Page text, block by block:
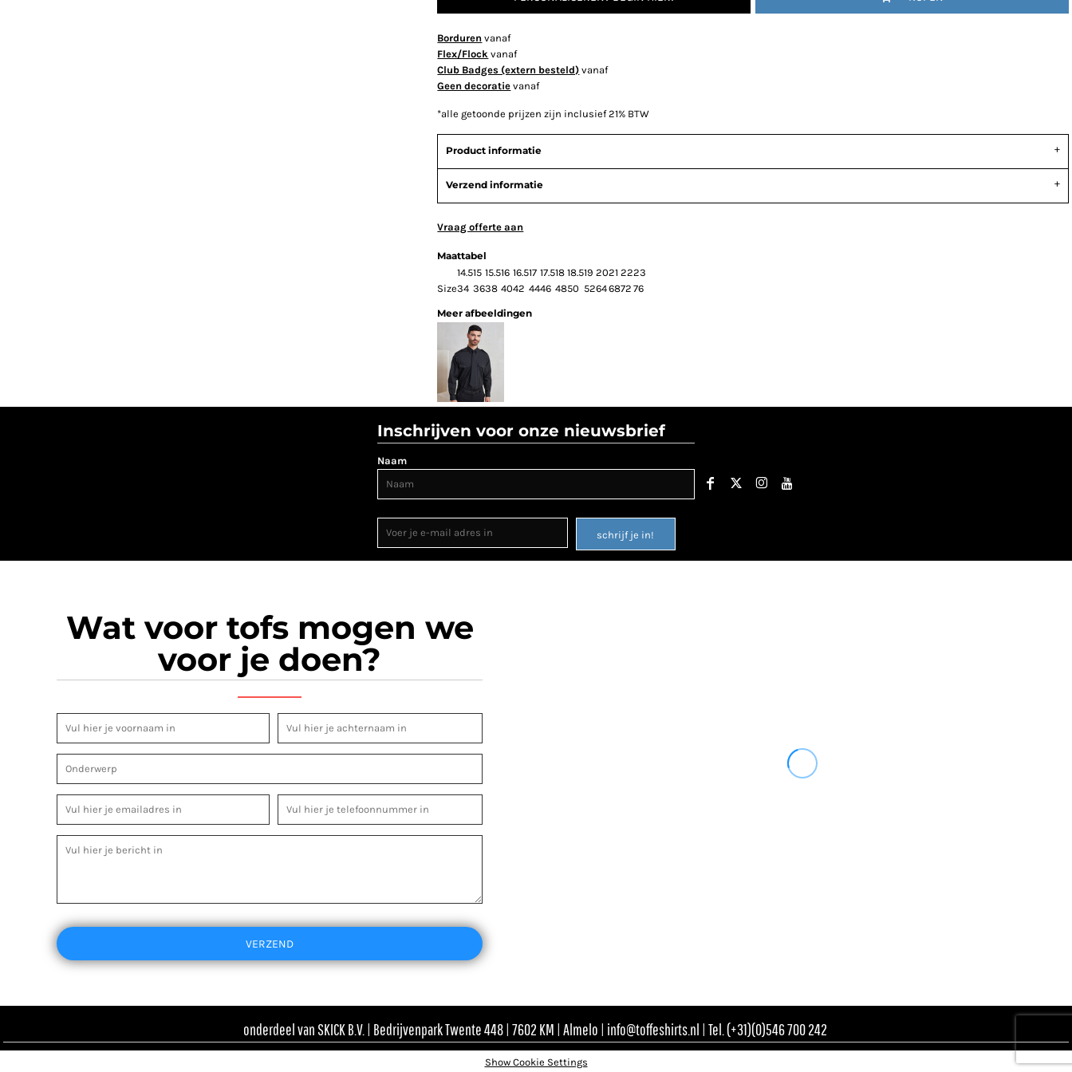
Borduren vanaf
Flex/Flock vanaf
Club Badges (extern besteld) vanaf
Geen decoratie vanaf
*alle getoonde prijzen zijn inclusief 21% BTW
Product informatie
Verzend informatie
Vraag offerte aan
Maattabel
14.515 15.516 16.517 17.518 18.519 2021 2223
Size34 3638 4042 4446 4850 52646872 76
Meer afbeeldingen
Inschrijven voor onze nieuwsbrief
Naam
schrijf je in!
Wat voor tofs mogen we
voor je doen?
VERZEND
onderdeel van SKICK B.V. | Bedrijvenpark Twente 448 | 7602 KM | Almelo | info@toffeshirts.nl | Tel. (+31)(0)546 700 242
Show Cookie Settings